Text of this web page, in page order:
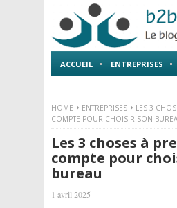
ACCUEIL ENTREPRISES
HOME ENTREPRISES
LES 3
COMPTE POUR CHOISIR SON
Les 3 choses à
compte pour
bureau
1 avril 2025